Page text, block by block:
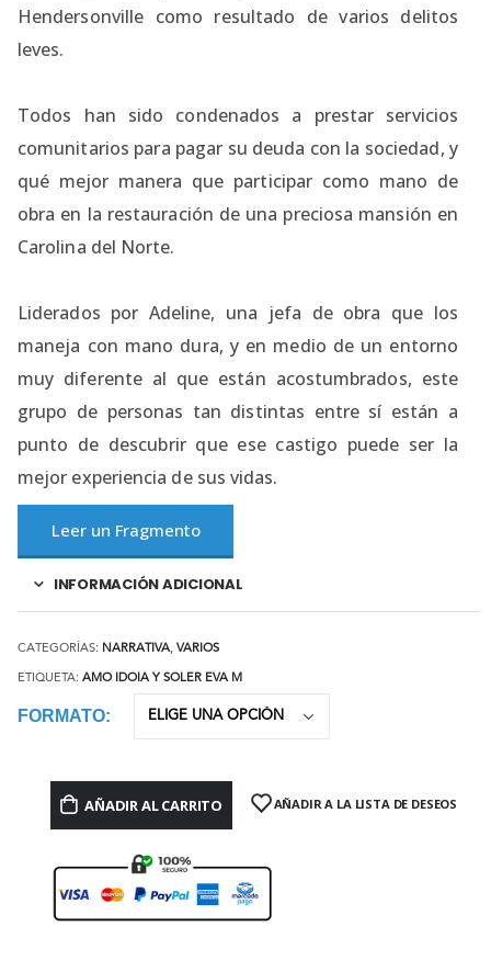
Hendersonville como resultado de varios delitos
leves.
Todos han sido condenados a prestar servicios
comunitarios para pagar su deuda con la sociedad, y
qué mejor manera que participar como mano de
obra en la restauración de una preciosa mansión en
Carolina del Norte.
Liderados por Adeline, una jefa de obra que los
maneja con mano dura, y en medio de un entorno
muy diferente al que están acostumbrados, este
grupo de personas tan distintas entre sí están a
punto de descubrir que ese castigo puede ser la
mejor experiencia de sus vidas.
Leer un Fragmento
INFORMACIÓN ADICIONAL
CATEGORÍAS: NARRATIVA, VARIOS
ETIQUETA: AMO IDOIA Y SOLER EVA M
FORMATO
AÑADIR AL CARRITO AÑADIR A LA LISTA DE DESEOS